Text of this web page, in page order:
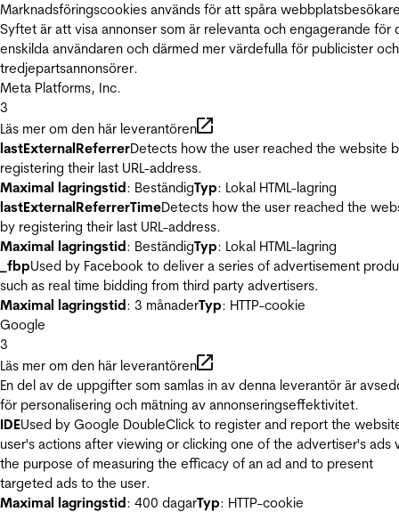
Marknadsföringscookies används för att spåra
Syftet är att visa annonser som är relevanta och engagerande för
enskilda användaren och därmed mer värdefulla för publicister och
tredjepartsannonsörer.
Meta Platforms, Inc.
3
Läs mer om den här leverantören
lastExternalReferrerDetects how the user reached the website
registering their last URL-address.
Maximal lagringstid: BeständigTyp: Lokal HTML-lagring
lastExternalReferrerTimeDetects how the user reached the
by registering their last URL-address.
Maximal lagringstid: BeständigTyp: Lokal HTML-lagring
_fbpUsed by Facebook to deliver a series of advertisement
such as real time bidding from third party advertisers.
Maximal lagringstid: 3 månaderTyp: HTTP-cookie
Google
3
Läs mer om den här leverantören
En del av de uppgifter som samlas in av denna leverantör är
för personalisering och mätning av annonseringseffektivitet.
IDEUsed by Google DoubleClick to register and report the
user's actions after viewing or clicking one of the advertiser's ads
the purpose of measuring the efficacy of an ad and to present
targeted ads to the user.
Maximal lagringstid: 400 dagarTyp: HTTP-cookie